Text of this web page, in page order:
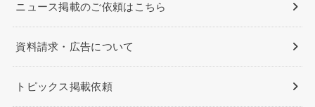
ニュース掲載のご依頼はこちら
資料請求・広告について
トピックス掲載依頼